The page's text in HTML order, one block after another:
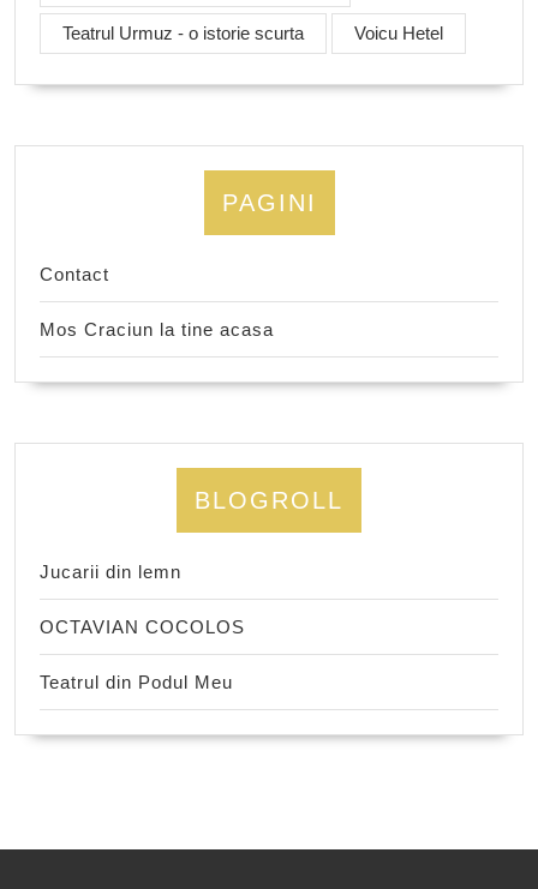
Teatrul Urmuz - o istorie scurta Voicu Hetel
PAGINI
Contact
Mos Craciun la tine acasa
BLOGROLL
Jucarii din lemn
OCTAVIAN COCOLOS
Teatrul din Podul Meu